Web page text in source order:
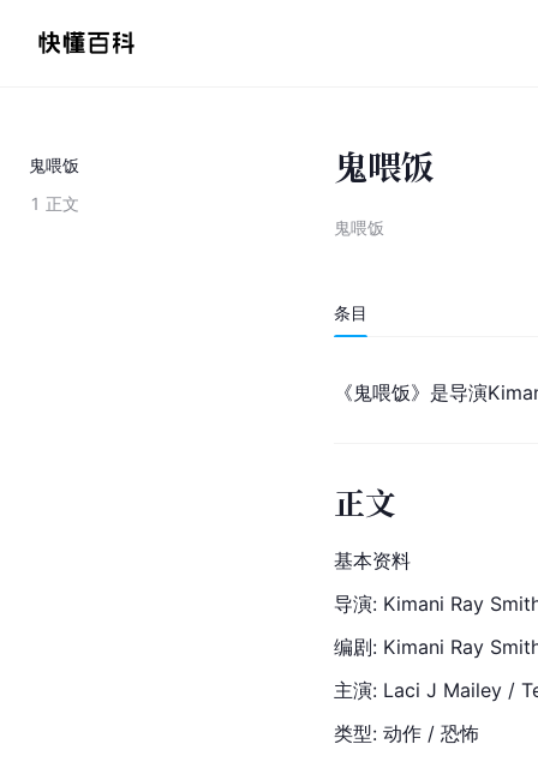
鬼喂饭
1 正文
鬼喂饭
鬼喂饭
条目
《鬼喂饭》是导演
正文
基本资料
导演: Kimani Ray
编剧: Kimani Ray
主演: Laci J Mailey /
类型: 动作 / 恐怖